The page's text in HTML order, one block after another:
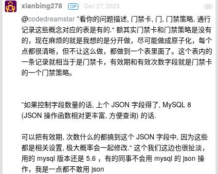
24
xianbing278 OP Dec 27, 2023
@codedreamstar ”看你的问题描述, 门禁卡, 门, 门禁策略, 通行
记录这些概念对应的表是有的.“ 额其实门禁卡和门禁策略是没有
的，现在麻烦的就是我想的是分开做，尽可能做成原子化，每个
点都很清晰，但不让这么做，都做到一个表里面了。这个表内的
一条记录就相当于是门禁卡，有效期和有效次数字段就是门禁卡
的一个门禁策略。
”如果控制字段数量的话, 上个 JSON 字段得了, MySQL 8
(JSON 操作函数相对更丰富, 方便查询) 的话.
可以把有效期, 次数什么的都搞到这个 JSON 字段中, 因为这些
都是相关设置, 极大概率会一起修改.“ 这个我们这边也很扯淡，
用的 mysql 版本还是 5.6 ，有的同事不会用 mysql 的 json 操
作，我是一点都不敢用 json